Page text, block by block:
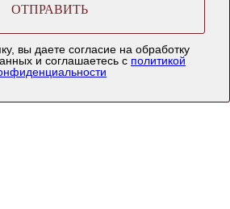
ОТПРАВИТЬ
вы даете согласие на обработку
и соглашаетесь c политикой
Персональный подбор белья
чтобы гарантировать, что вы